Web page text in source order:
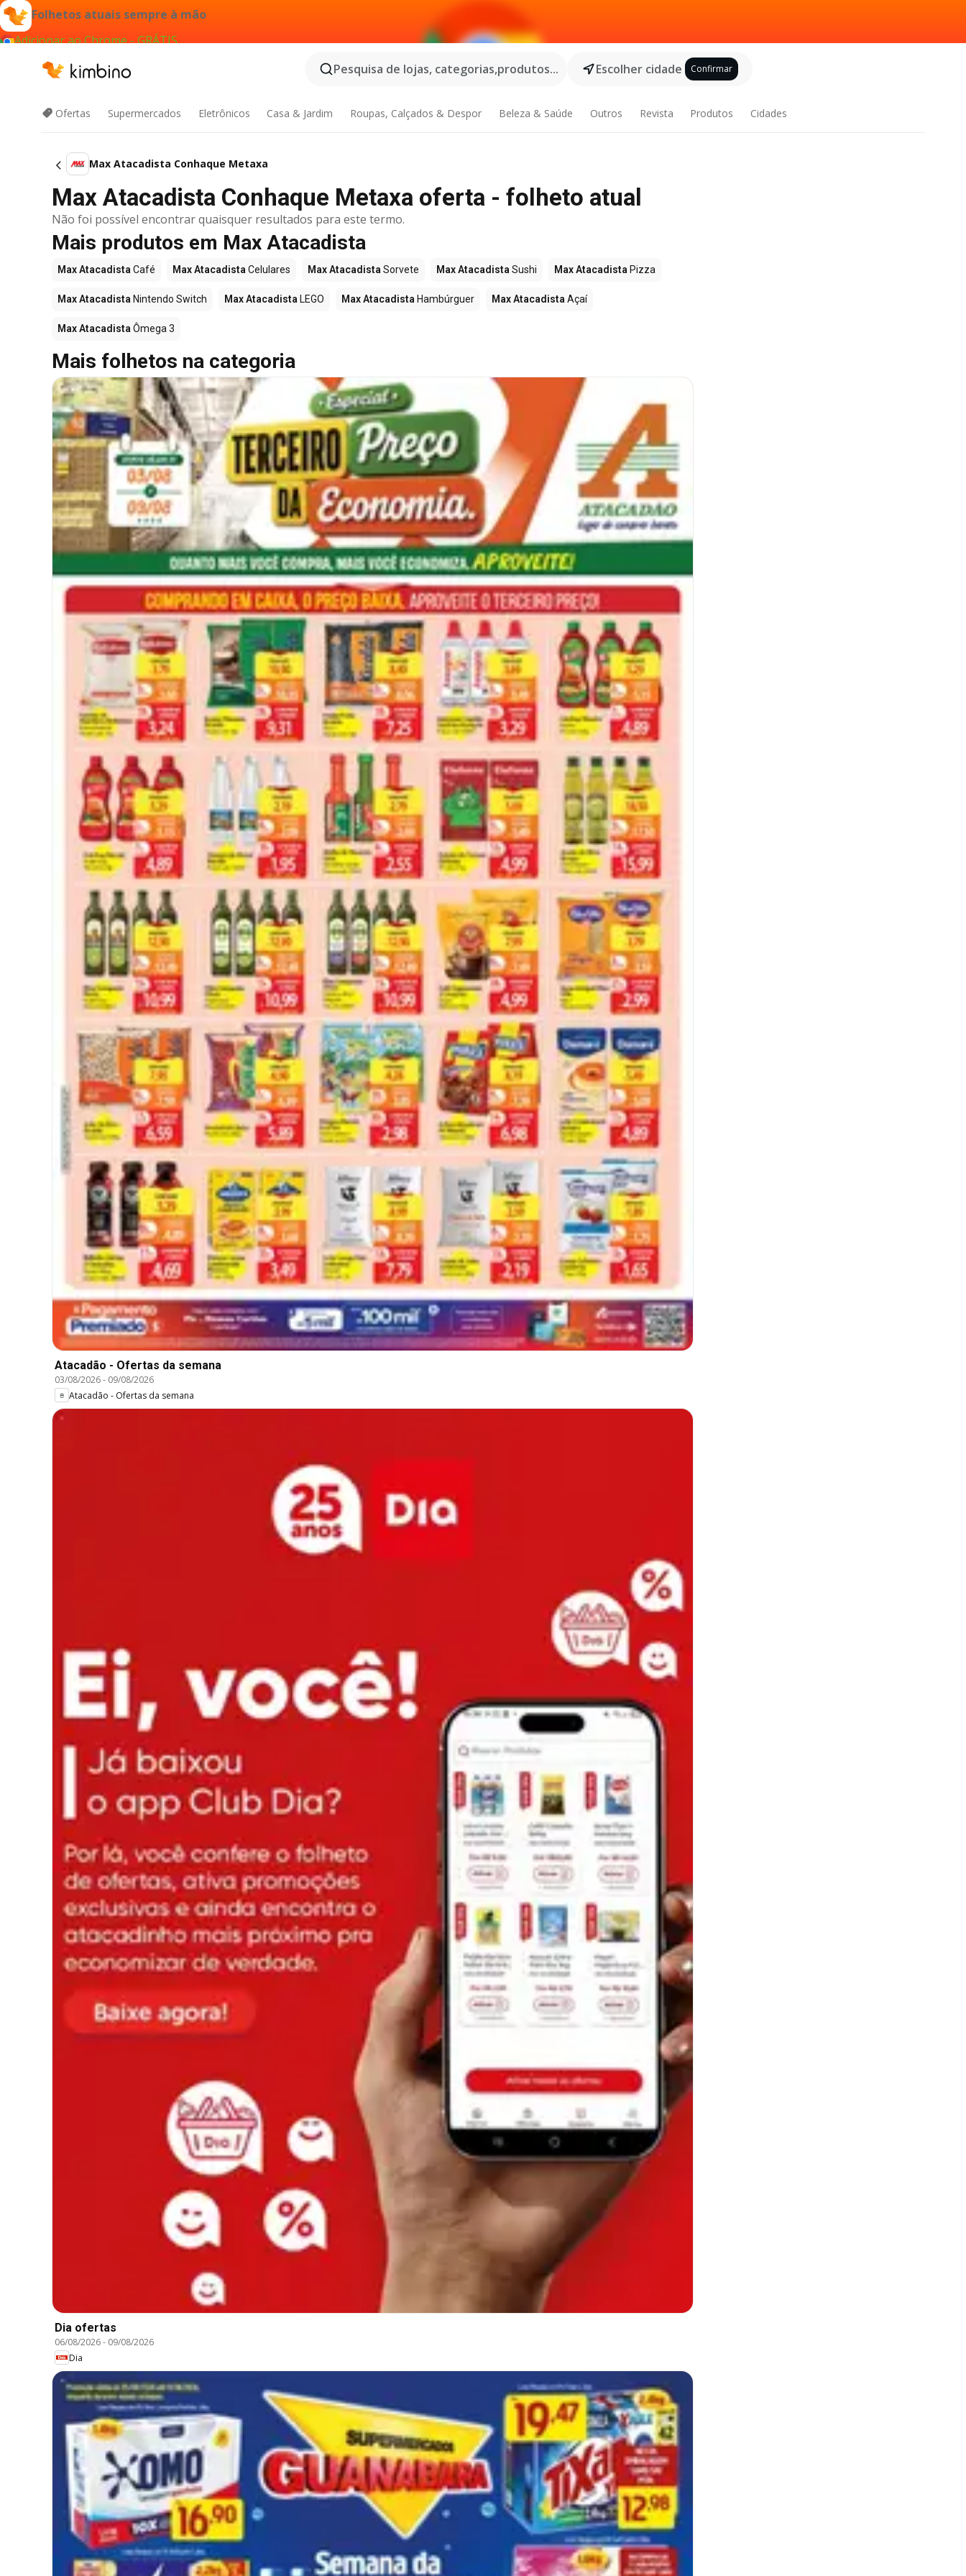
Folhetos atuais sempre à mão
Adicionar ao Chrome - GRÁTIS
Pesquisa de lojas, categorias,produtos...
Escolher cidade Confirmar
Ofertas Supermercados Eletrônicos Casa & Jardim Roupas, Calçados & Despor Beleza & Saúde Outros Revista Produtos Cidades
Max Atacadista Conhaque Metaxa
Max Atacadista Conhaque Metaxa oferta - folheto atual
Não foi possível encontrar quaisquer resultados para este termo.
Mais produtos em Max Atacadista
Max Atacadista Café Max Atacadista Celulares Max Atacadista Sorvete Max Atacadista Sushi Max Atacadista Pizza
Max Atacadista Nintendo Switch Max Atacadista LEGO Max Atacadista Hambúrguer Max Atacadista Açaí
Max Atacadista Ômega 3
Mais folhetos na categoria
Atacadão - Ofertas da semana
03/08/2026- 09/08/2026
Atacadão - Ofertas da semana
Dia ofertas
06/08/2026- 09/08/2026
Dia